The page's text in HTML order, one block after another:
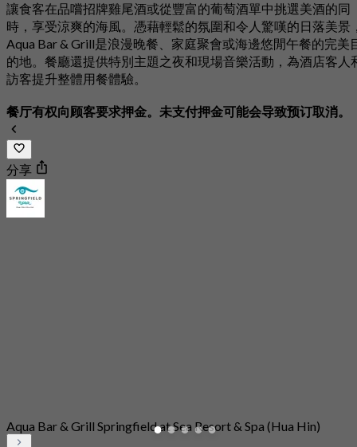
讓食客在品嚐招牌雞尾酒或從豐富的葡萄酒單中挑選美酒的同
時，享受涼爽的海風。憑藉輕鬆的氛圍和令人驚嘆的日落美景
Aqua Bar & Grill是浪漫晚餐、家庭聚會或海邊悠閒午餐的完美
的地。餐廳還提供特別主題之夜和現場音樂活動，為酒店客人
訪客提升整體用餐體驗。
餐厅有权向顾客要求押金。未支付押金可能会导致预订取消。
分享
Aqua Bar & Grill Springfield at Sea Resort & Spa (Hua Hin)